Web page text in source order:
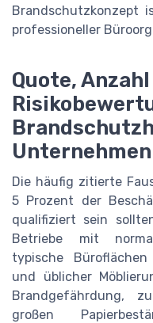
Brandschutzkonzept
professioneller
Quote,
Die häufig zitierte
5 Prozent der
qualifiziert sein
Betriebe mit
typische
und üblicher
Brandgefährdung,
großen